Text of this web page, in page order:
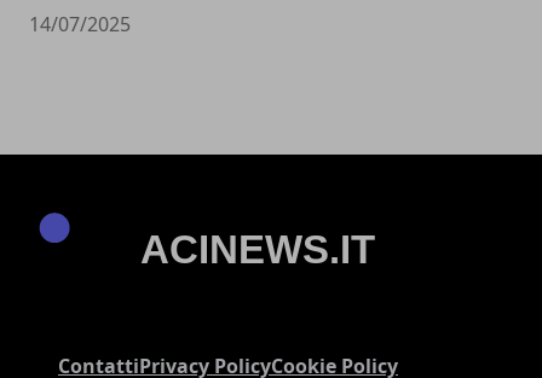
14/07/2025
ContattiPrivacy PolicyCookie Policy